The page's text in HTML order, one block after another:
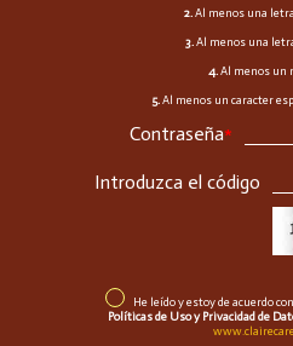
2.Al menos una
3.Al menos una
4.Al menos un
5.Al menos un caracter
Contraseña*
Introduzca el código
He leído y estoy de acuerdo
Políticas de Uso y Privacidad de